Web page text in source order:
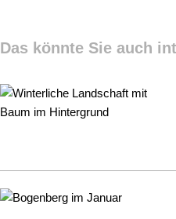
Das könnte Sie auch